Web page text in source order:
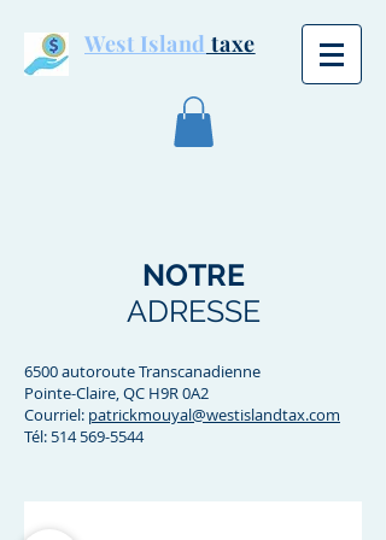
West Island taxe
NOTRE
ADRESSE
6500 autoroute Transcanadienne
Pointe-Claire, QC H9R 0A2
Courriel: patrickmouyal@westislandtax.com
Tél: 514 569-5544